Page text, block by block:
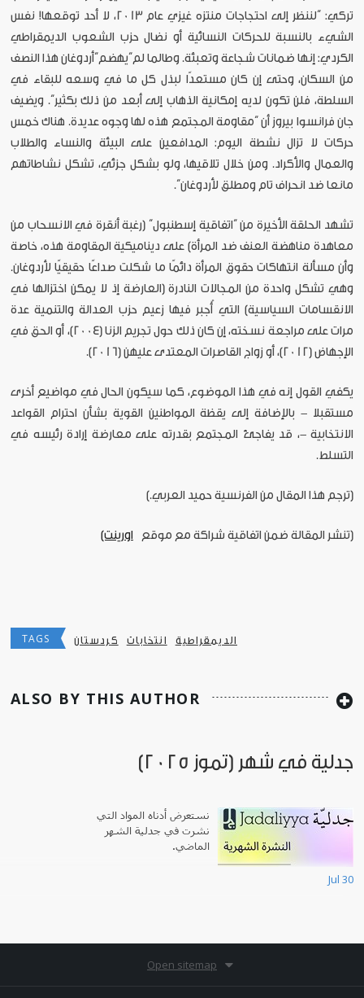
تركي: “لننظر إلى احتجاجات منتزه غيزي عام 2013، لا أحد توقعها! نفس
الشيء بالنسبة للحركات النسائية أو نضال حزب الشعوب الديمقراطي
الكردي: إنها ضمانات شجاعة وتعبئة. وطالما لم”يهضم“أردوغان هذا النصف
من السكان، وحتى إن كان مستعدًا لبذل كل ما في وسعه للبقاء في
السلطة، فلن تكون لديه إمكانية الذهاب إلى أبعد من ذلك بكثير”. ويضيف
جان فرانسوا بيروز أن “مقاومة المجتمع هذه لها وجوه عديدة. هناك خمس
حركات لا تزال نشطة اليوم: المدافعين على البيئة والنساء والطلاب
والعمال والأكراد. ومن خلال تلاقيها، ولو بشكل جزئي، تشكل نشاطاتهم
مانعا ضد انحراف تام ومطلق لأردوغان”.
تشهد الحلقة الأخيرة من “اتفاقية إسطنبول” (رغبة أنقرة في الانسحاب من
معاهدة مناهضة العنف ضد المرأة) على ديناميكية المقاومة هذه، خاصة
وأن مسألة انتهاكات حقوق المرأة دائمًا ما شكلت صداعًا حقيقيًا لأردوغان.
وهي تشكل واحدة من المجالات النادرة (العارضة إذ لا يمكن اختزالها في
الانقسامات السياسية) التي أُجبر فيها زعيم حزب العدالة والتنمية عدة
مرات على مراجعة نسخته، إن كان ذلك حول تجريم الزنا (2004)، أو الحق في
الإجهاض (2012)، أو زواج القاصرات المعتدى عليهن (2016).
يكفي القول إنه في هذا الموضوع، كما سيكون الحال في مواضيع أخرى
مستقبلا - بالإضافة إلى يقظة المواطنين القوية بشأن احترام القواعد
الانتخابية -، قد يفاجئ المجتمع بقدرته على معارضة إرادة رئيسه في
التسلط.
[ترجم هذا المقال من الفرنسية حميد العربي.]
[تنشر المقالة ضمن اتفاقية شراكة مع موقع اورينت]
TAGS كردستان انتخابات الديمقراطية
ALSO BY THIS AUTHOR
جدلية في شهر (تموز 2025)
نستعرض أدناه المواد التي
نشرت في جدلية الشهر
الماضي.
Jul 30
Open sitemap